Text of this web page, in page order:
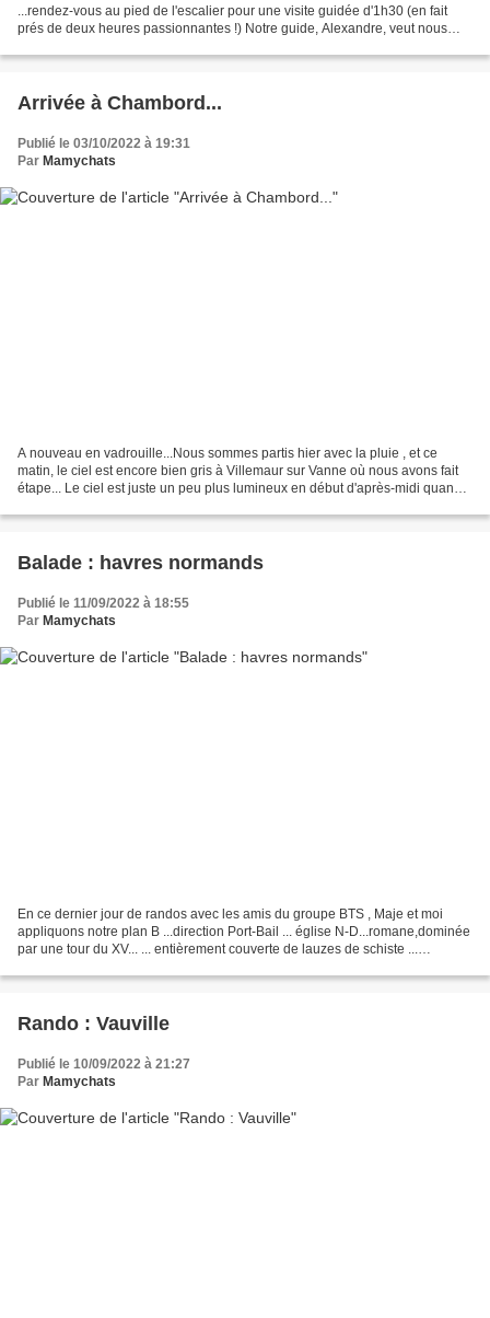
...rendez-vous au pied de l'escalier pour une visite guidée d'1h30 (en fait
prés de deux heures passionnantes !) Notre guide, Alexandre, veut nous
Arrivée à Chambord...
Publié le 03/10/2022 à 19:31
Par Mamychats
A nouveau en vadrouille...Nous sommes partis hier avec la pluie , et ce
matin, le ciel est encore bien gris à Villemaur sur Vanne où nous avons fait
étape... Le ciel est juste un peu plus lumineux en début d'après-midi quand
Balade : havres normands
Publié le 11/09/2022 à 18:55
Par Mamychats
En ce dernier jour de randos avec les amis du groupe BTS , Maje et moi
appliquons notre plan B ...direction Port-Bail ... église N-D...romane,dominée
par une tour du XV... ... entièrement couverte de lauzes de schiste ...
Rando : Vauville
Publié le 10/09/2022 à 21:27
Par Mamychats